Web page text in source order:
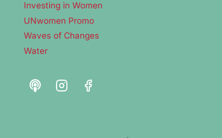
Investing in Women
UNwomen Promo
Waves of Changes
Water